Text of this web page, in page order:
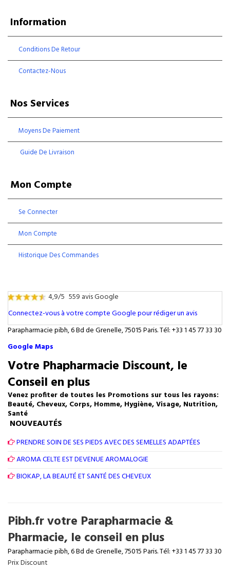
Information
Conditions De Retour
Contactez-Nous
Nos Services
Moyens De Paiement
Guide De Livraison
Mon Compte
Se Connecter
Mon Compte
Historique Des Commandes
4,9/5 559 avis Google
Connectez-vous à votre compte Google pour rédiger un avis
Parapharmacie pibh, 6 Bd de Grenelle, 75015 Paris. Tél: +33 1 45 77 33 30
Google Maps
Votre Phapharmacie Discount, le
Conseil en plus
Venez profiter de toutes les Promotions sur tous les rayons:
Beauté, Cheveux, Corps, Homme, Hygiène, Visage, Nutrition,
Santé
NOUVEAUTÉS
PRENDRE SOIN DE SES PIEDS AVEC DES SEMELLES ADAPTÉES
AROMA CELTE EST DEVENUE AROMALOGIE
BIOKAP, LA BEAUTÉ ET SANTÉ DES CHEVEUX
Pibh.fr votre Parapharmacie &
Pharmacie, le conseil en plus
Parapharmacie pibh, 6 Bd de Grenelle, 75015 Paris. Tél: +33 1 45 77 33 30
Prix Discount